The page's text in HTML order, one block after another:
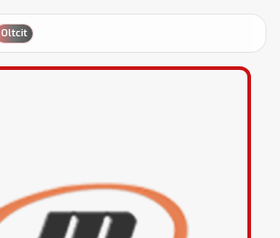
Oltcit